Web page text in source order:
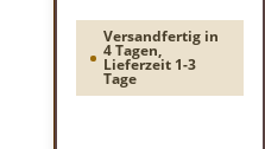
Versandfertig in
4 Tagen,
Lieferzeit 1-3
Tage